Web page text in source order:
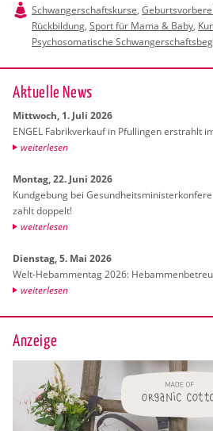
Schwangerschaftskurse,
Rückbildung, Sport für Mama & Baby,
Psychosomatische
Ak­tu­el­le News
Mitt­woch, 1. Juli 2026
ENGEL Fa­brik­ver­kauf in Pful­lin­gen er­strahlt
wei­ter­le­sen
Mon­tag, 22. Juni 2026
Kund­ge­bung bei
zahlt dop­pelt!
wei­ter­le­sen
Diens­tag, 5. Mai 2026
Welt-Heb­am­men­tag 2026:
wei­ter­le­sen
Anzeige